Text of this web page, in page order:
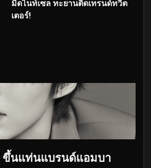
มิดไนท์เซล ทะยานติดเทรนด์ทวิต
เตอร์!
ขึ้นแท่นแบรนด์แอมบา